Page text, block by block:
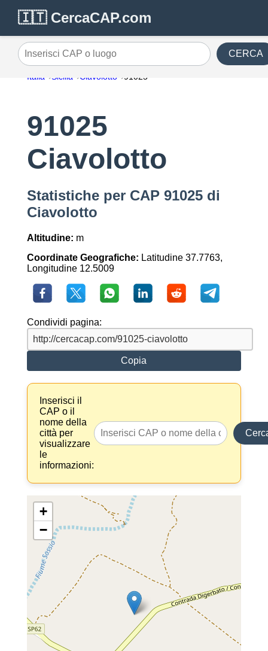
🇮🇹 CercaCAP.com
Inserisci CAP o luogo CERCA
Italia Sicilia Ciavolotto 91025
91025
Ciavolotto
Statistiche per CAP 91025 di
Ciavolotto
Altitudine: m
Coordinate Geografiche: Latitudine 37.7763,
Longitudine 12.5009
Condividi pagina:
Copia
Inserisci il
CAP o il
nome della
città per
visualizzare
le
informazioni:
+
−